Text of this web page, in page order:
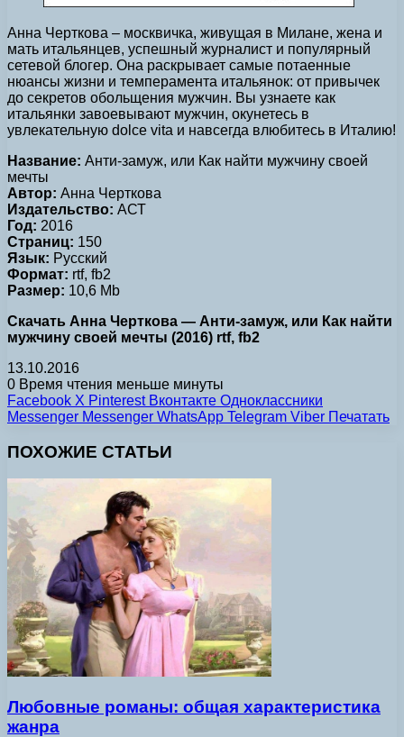
Анна Черткова – москвичка, живущая в Милане, жена и
мать итальянцев, успешный журналист и популярный
сетевой блогер. Она раскрывает самые потаенные
нюансы жизни и темперамента итальянок: от привычек
до секретов обольщения мужчин. Вы узнаете как
итальянки завоевывают мужчин, окунетесь в
увлекательную dolce vita и навсегда влюбитесь в Италию!
Название: Анти-замуж, или Как найти мужчину своей
мечты
Автор: Анна Черткова
Издательство: АСТ
Год: 2016
Страниц: 150
Язык: Русский
Формат: rtf, fb2
Размер: 10,6 Mb
Скачать Анна Черткова — Анти-замуж, или Как найти
мужчину своей мечты (2016) rtf, fb2
13.10.2016
0 Время чтения меньше минуты
Facebook X Pinterest Вконтакте Одноклассники
Messenger Messenger WhatsApp Telegram Viber Печатать
ПОХОЖИЕ СТАТЬИ
Любовные романы: общая характеристика
жанра